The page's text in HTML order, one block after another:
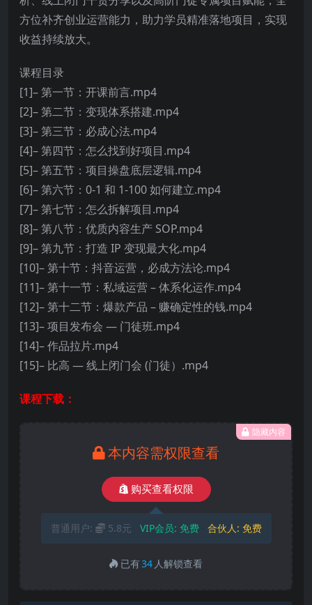
方位补齐创业运营能力，助力学员精准落地项目，实现
收益持续放大。
课程目录
[1]– 第一节：开课前言.mp4
[2]– 第二节：变现体系搭建.mp4
[3]– 第三节：必成心法.mp4
[4]– 第四节：怎么找到好项目.mp4
[5]– 第五节：项目操盘底层逻辑.mp4
[6]– 第六节：0-1 和 1-100 如何建立.mp4
[7]– 第七节：怎么拆解项目.mp4
[8]– 第八节：优质内容生产 SOP.mp4
[9]– 第九节：打造 IP 变现最大化.mp4
[10]– 第十节：抖音运营，必成方法论.mp4
[11]– 第十一节：私域运营 – 体系化运作.mp4
[12]– 第十二节：爆款产品 – 赚确定性的钱.mp4
[13]– 项目发布会 — 门徒班.mp4
[14]– 作品拉片.mp4
[15]– 比高 — 线上闭门会 (门徒）.mp4
课程下载：
隐藏内容
本内容需权限查看
购买查看权限
普通用户: 5.8元 VIP会员: 免费 合伙人: 免费
已有34 人解锁查看